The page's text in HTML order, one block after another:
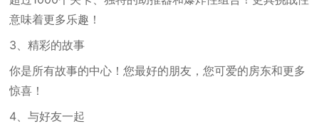
意味着更多乐趣！
3、精彩的故事
你是所有故事的中心！您最好的朋友，您可爱的房东和更多
惊喜！
4、与好友一起